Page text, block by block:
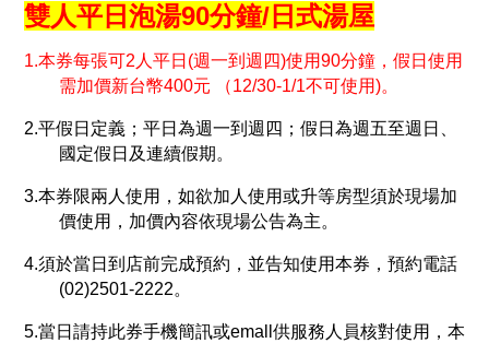
雙人平日泡湯90分鐘/日式湯屋
1.本券每張可2人平日(週一到週四)使用90分鐘，假日使用
需加價新台幣400元 （12/30-1/1不可使用)。
2.平假日定義；平日為週一到週四；假日為週五至週日、
國定假日及連續假期。
3.本券限兩人使用，如欲加人使用或升等房型須於現場加
價使用，加價內容依現場公告為主。
4.須於當日到店前完成預約，並告知使用本券，預約電話
(02)2501-2222。
5.當日請持此券手機簡訊或emall供服務人員核對使用，本